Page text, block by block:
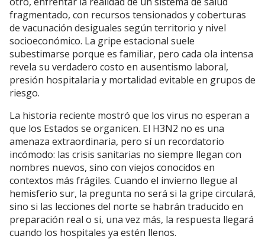
fragmentado, con recursos tensionados y coberturas
de vacunación desiguales según territorio y nivel
socioeconómico. La gripe estacional suele
subestimarse porque es familiar, pero cada ola intensa
revela su verdadero costo en ausentismo laboral,
presión hospitalaria y mortalidad evitable en grupos de
riesgo.
La historia reciente mostró que los virus no esperan a
que los Estados se organicen. El H3N2 no es una
amenaza extraordinaria, pero sí un recordatorio
incómodo: las crisis sanitarias no siempre llegan con
nombres nuevos, sino con viejos conocidos en
contextos más frágiles. Cuando el invierno llegue al
hemisferio sur, la pregunta no será si la gripe circulará,
sino si las lecciones del norte se habrán traducido en
preparación real o si, una vez más, la respuesta llegará
cuando los hospitales ya estén llenos.